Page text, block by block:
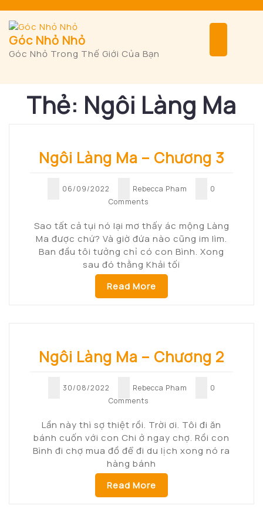
to
content
Góc Nhỏ Nhỏ
Góc Nhỏ Trong Thế Giới Của Bạn
Thẻ: Ngôi Làng Ma
Ngôi Làng Ma – Chương 3
06/09/2022 Rebecca Pham
0
Comments
Sao tất cả tụi nó lại mơ thấy ác mộng Làng
Ma được chứ? Và giờ đứa nào cũng im lìm.
Ban đầu tôi tưởng chỉ có con Bình. Xong
sau đó thằng Khải tối
Read More
Ngôi Làng Ma – Chương 2
30/08/2022 Rebecca Pham
0
Comments
Lần này thì sợ thiệt rồi. Trời ơi. Tôi đi ăn
bánh cuốn với con Chi ở ngay chợ. Rồi con
Bình đi chợ mua đồ để đi du lịch xong nó ra
hàng bánh
Read More